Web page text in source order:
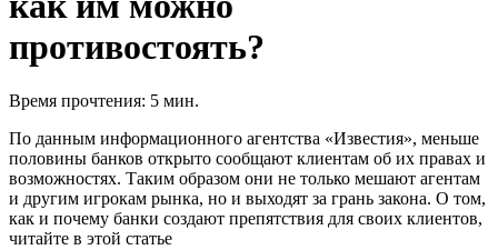
противостоять?
Время прочтения: 5 мин.
По данным информационного агентства «Известия», меньше
половины банков открыто сообщают клиентам об их правах и
возможностях. Таким образом они не только мешают агентам
и другим игрокам рынка, но и выходят за грань закона. О том,
как и почему банки создают препятствия для своих клиентов,
читайте в этой статье